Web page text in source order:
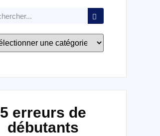
5 erreurs de
débutants